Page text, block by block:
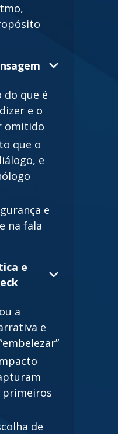
do que é
e o
omitido
que o
e
e
na fala
e
a
e
primeiros
de